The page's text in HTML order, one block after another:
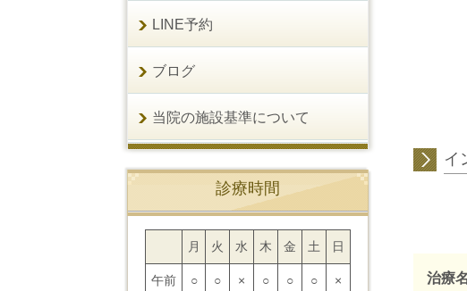
イ
治療
LINE予約
ブログ
当院の施設基準について
診療時間
月 火 水 木 金 土 日
午前 ○ ○ × ○ ○ ○ ×